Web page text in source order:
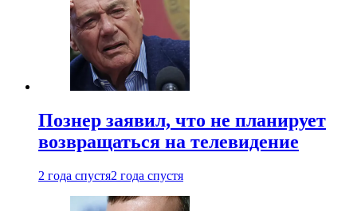
Познер заявил, что не планирует
возвращаться на телевидение
2 года спустя2 года спустя